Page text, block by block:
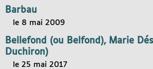
Barbau
le 8 mai 2009
Bellefond (ou Belfond), Marie
Duchiron)
le 25 mai 2017